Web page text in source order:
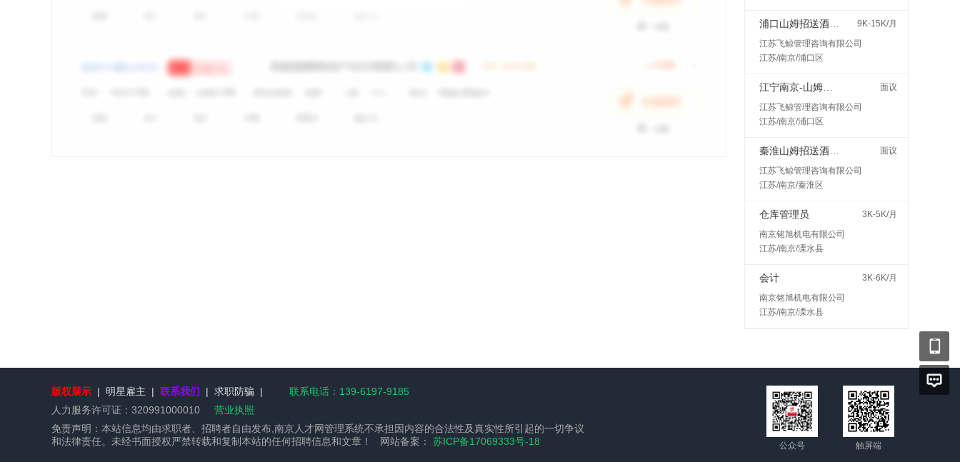
9K-15K/月
江苏飞鲸管理咨询有限公司
江苏/南京/浦口区
面议
江苏飞鲸管理咨询有限公司
江苏/南京/浦口区
面议
江苏飞鲸管理咨询有限公司
江苏/南京/秦淮区
仓库管理员
3K-5K/月
南京铭旭机电有限公司
江苏/南京/溧水县
会计
3K-6K/月
南京铭旭机电有限公司
江苏/南京/溧水县
版权展示 | 明星雇主 | 联系我们 | 求职防骗 |
联系电话：139-6197-9185
人力服务许可证： 320991000010
营业执照
免责声明：本站信息均由求职者、招聘者自由发布,南京人才网管理系统不承担因内容的合法性及真实性所引起的一切争议
和法律责任。未经书面授权严禁转载和复制本站的任何招聘信息和文章！ 网站备案： 苏ICP备17069333号-18 公众号 触屏端